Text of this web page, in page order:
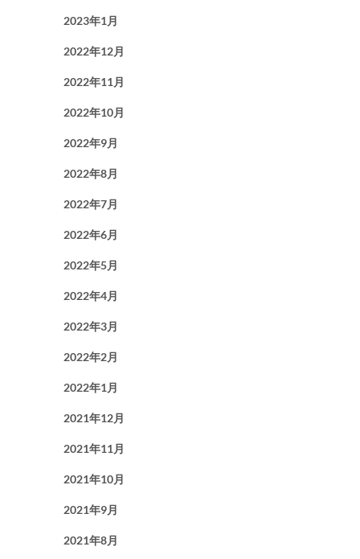
2023年1月
2022年12月
2022年11月
2022年10月
2022年9月
2022年8月
2022年7月
2022年6月
2022年5月
2022年4月
2022年3月
2022年2月
2022年1月
2021年12月
2021年11月
2021年10月
2021年9月
2021年8月